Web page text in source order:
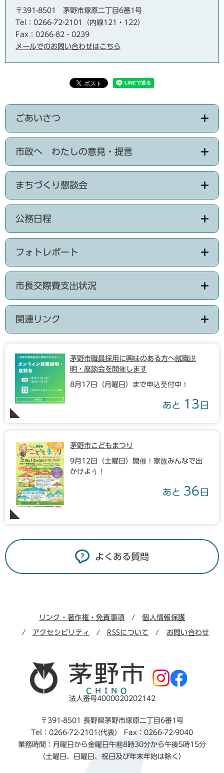
〒391-8501
茅野市塚原二丁目6番1号
Tel：0266-72-2101（内線121・122）
Fax：0266-82‐0239
メールでのお問い合わせはこちら
ごあいさつ
市政へ わたしの意見・提言
まちづくり懇談会
公務日程
フォトレポート
市長交際費支出状況
関連リンク
茅野市職員採用に興味のある方へ就職説
明・座談会を開催します
8月17日（月曜日）まで申込受付中！
あと 13 日
茅野市こどもまつり
9月12日（土曜日）開催！家族みんなで出
かけよう！
あと 36 日
よくある質問
リンク・著作権・免責事項 個人情報保護
アクセシビリティ RSSについて お問い合わせ
法人番号4000020202142
〒391-8501 長野県茅野市塚原二丁目6番1号
Tel：0266-72-2101(代表) Fax：0266-72-9040
業務時間：月曜日から金曜日午前8時30分から午後5時15分
（土曜日、日曜日、祝日及び年末年始は除く）